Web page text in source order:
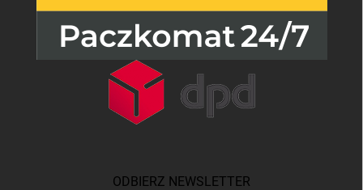
ODBIERZ NEWSLETTER